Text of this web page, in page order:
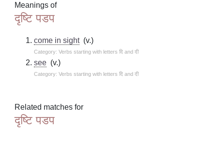
Meanings of
दृष्टि पडप
come in sight(v.)
Category: Verbs starting with letters दि and दी
see (v.)
Category: Verbs starting with letters दि and दी
Related matches for
दृष्टि पडप